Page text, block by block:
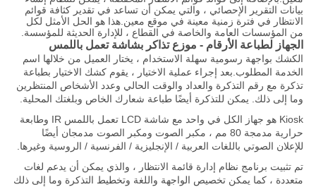
بيانات التقرير الإحصائي ، والتي يمكن أن تساعد في تقدير كثافة قوائم
الانتظار في فترة زمنية معينة في موقع معين.هذا هو الحل الأمثل لكل
من المؤسسات العامة والخاصة في القطاع ، للإدارة الحديثة للمؤسسة.
الجهاز لطباعة الأرقام - موزع تذاكر بشاشة تعمل باللمس
الكشك بواجهة رسومية سهلة الاستخدام ، يختار العميل من خلالها اسم
الخدمة المطلوب.بعد إجراء عملية الاختيار ، يقوم كشك الاختيار بطباعة
تذكرة مع رقم التذكرة والعداد والوقت الحالي وعدد الأشخاص المنتظرين
وما إلى ذلك. يمكن للتذكرة أيضًا طباعة شعارك الخاص وبلغتك المحلية.
Kiosk هو جهاز الكل في واحد مع شاشة LCD تعمل باللمس IR وطابعة
حرارية مدمجة 80 مم ، مكبر الصوت ومكبر الصوت مدمجان أيضًا
للإعلان الصوتي باللغات العربية / الإنجليزية / الفرنسية / الروسية وغيرها.
تم تثبيت برنامج نظام إدارة قائمة الانتظار ، والذي يمكن أن يدعم لغات
متعددة ، كما يمكن تخصيص الواجهة واللغة وتخطيط التذكرة وما إلى ذلك